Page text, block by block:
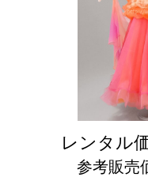
レンタル
参考販売